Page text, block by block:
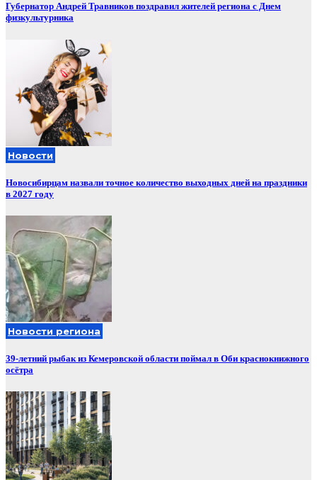
Губернатор Андрей Травников поздравил жителей региона с Днем
физкультурника
Новости
Новосибирцам назвали точное количество выходных дней на праздники
в 2027 году
Новости региона
39-летний рыбак из Кемеровской области поймал в Оби краснокнижного
осётра